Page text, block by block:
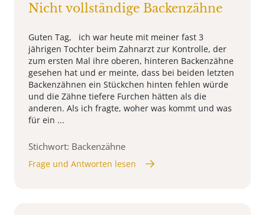
Nicht vollständige Backenzähne
Guten Tag, ich war heute mit meiner fast 3
jährigen Tochter beim Zahnarzt zur Kontrolle, der
zum ersten Mal ihre oberen, hinteren Backenzähne
gesehen hat und er meinte, dass bei beiden letzten
Backenzähnen ein Stückchen hinten fehlen würde
und die Zähne tiefere Furchen hätten als die
anderen. Als ich fragte, woher was kommt und was
für ein ...
Stichwort: Backenzähne
Frage und Antworten lesen